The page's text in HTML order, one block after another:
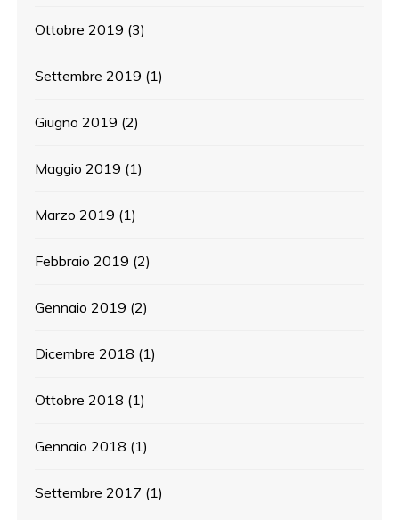
Ottobre 2019 (3)
Settembre 2019 (1)
Giugno 2019 (2)
Maggio 2019 (1)
Marzo 2019 (1)
Febbraio 2019 (2)
Gennaio 2019 (2)
Dicembre 2018 (1)
Ottobre 2018 (1)
Gennaio 2018 (1)
Settembre 2017 (1)